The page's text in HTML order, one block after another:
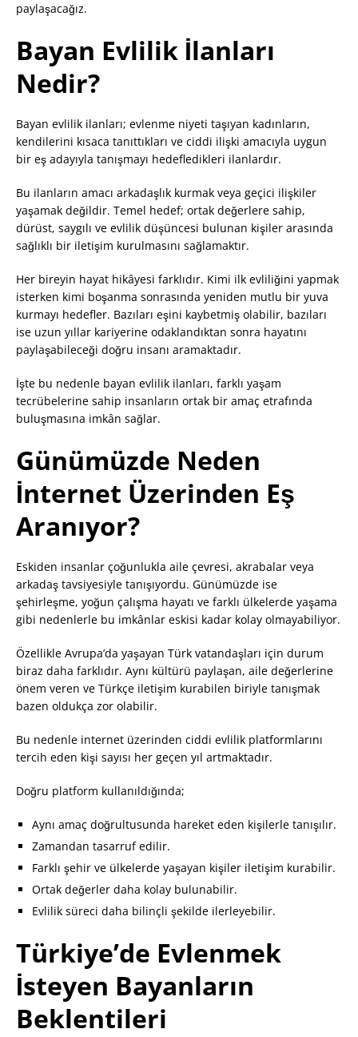
paylaşacağız.
Bayan Evlilik İlanları
Nedir?
Bayan evlilik ilanları; evlenme niyeti taşıyan kadınların,
kendilerini kısaca tanıttıkları ve ciddi ilişki amacıyla uygun
bir eş adayıyla tanışmayı hedefledikleri ilanlardır.
Bu ilanların amacı arkadaşlık kurmak veya geçici ilişkiler
yaşamak değildir. Temel hedef; ortak değerlere sahip,
dürüst, saygılı ve evlilik düşüncesi bulunan kişiler arasında
sağlıklı bir iletişim kurulmasını sağlamaktır.
Her bireyin hayat hikâyesi farklıdır. Kimi ilk evliliğini yapmak
isterken kimi boşanma sonrasında yeniden mutlu bir yuva
kurmayı hedefler. Bazıları eşini kaybetmiş olabilir, bazıları
ise uzun yıllar kariyerine odaklandıktan sonra hayatını
paylaşabileceği doğru insanı aramaktadır.
İşte bu nedenle bayan evlilik ilanları, farklı yaşam
tecrübelerine sahip insanların ortak bir amaç etrafında
buluşmasına imkân sağlar.
Günümüzde Neden
İnternet Üzerinden Eş
Aranıyor?
Eskiden insanlar çoğunlukla aile çevresi, akrabalar veya
arkadaş tavsiyesiyle tanışıyordu. Günümüzde ise
şehirleşme, yoğun çalışma hayatı ve farklı ülkelerde yaşama
gibi nedenlerle bu imkânlar eskisi kadar kolay olmayabiliyor.
Özellikle Avrupa’da yaşayan Türk vatandaşları için durum
biraz daha farklıdır. Aynı kültürü paylaşan, aile değerlerine
önem veren ve Türkçe iletişim kurabilen biriyle tanışmak
bazen oldukça zor olabilir.
Bu nedenle internet üzerinden ciddi evlilik platformlarını
tercih eden kişi sayısı her geçen yıl artmaktadır.
Doğru platform kullanıldığında;
Aynı amaç doğrultusunda hareket eden kişilerle tanışılır.
Zamandan tasarruf edilir.
Farklı şehir ve ülkelerde yaşayan kişiler iletişim kurabilir.
Ortak değerler daha kolay bulunabilir.
Evlilik süreci daha bilinçli şekilde ilerleyebilir.
Türkiye’de Evlenmek
İsteyen Bayanların
Beklentileri